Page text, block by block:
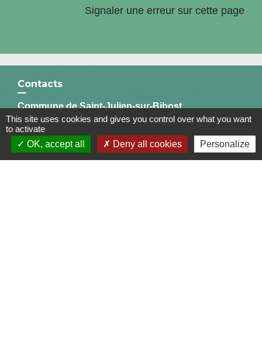
Signaler une erreur sur cette page
Contacts
Commune de Saint-Julien-sur-Bibost
1, Place de la Mairie
69690 Saint-Julien-sur-Bibost - FRANCE
+33 4 74 70 72 03
This site uses cookies and gives you control over what you want
to activate
OK, accept all
Deny all cookies Personalize